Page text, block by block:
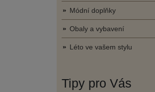
Módní doplňky
Obaly a vybavení
Léto ve vašem stylu
Tipy pro Vás